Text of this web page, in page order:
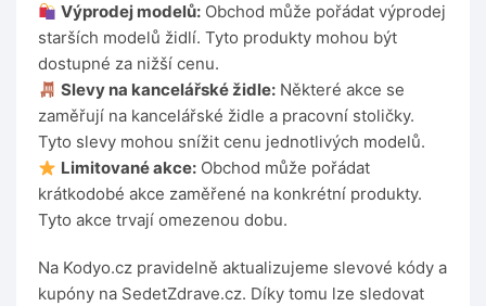
Výprodej modelů: Obchod může pořádat výprodej
starších modelů židlí. Tyto produkty mohou být
dostupné za nižší cenu.
Slevy na kancelářské židle: Některé akce se
zaměřují na kancelářské židle a pracovní stoličky.
Tyto slevy mohou snížit cenu jednotlivých modelů.
Limitované akce: Obchod může pořádat
krátkodobé akce zaměřené na konkrétní produkty.
Tyto akce trvají omezenou dobu.
Na Kodyo.cz pravidelně aktualizujeme slevové kódy a
kupóny na SedetZdrave.cz. Díky tomu lze sledovat